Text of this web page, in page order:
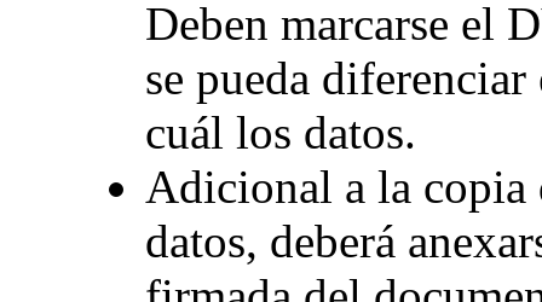
Deben marcarse el
se pueda
cuál los datos.
Adicional a la
datos, deberá